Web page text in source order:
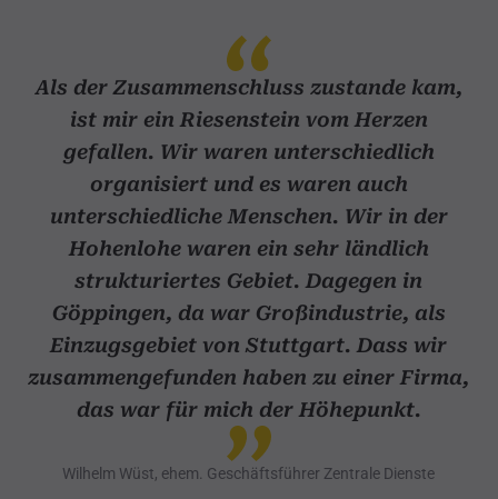
Als der Zusammenschluss zustande kam,
ist mir ein Riesenstein vom Herzen
gefallen. Wir waren unterschiedlich
organisiert und es waren auch
unterschiedliche Menschen. Wir in der
Hohenlohe waren ein sehr ländlich
strukturiertes Gebiet. Dagegen in
Göppingen, da war Großindustrie, als
Einzugsgebiet von Stuttgart. Dass wir
zusammengefunden haben zu einer Firma,
das war für mich der Höhepunkt.
Wilhelm Wüst, ehem. Geschäftsführer Zentrale Dienste